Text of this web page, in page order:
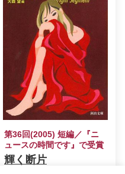
第36回(2005) 短編／『ニ
ュースの時間です』で受賞
輝く断片